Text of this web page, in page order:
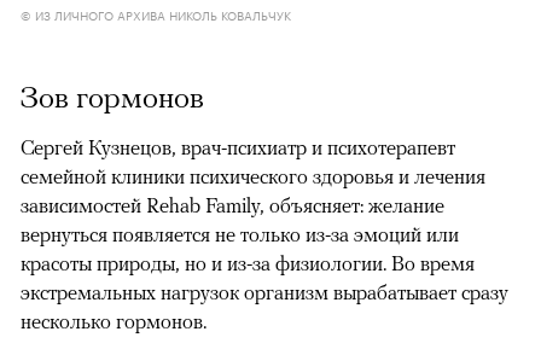
© ИЗ ЛИЧНОГО АРХИВА НИКОЛЬ КОВАЛЬЧУК
Зов гормонов
Сергей Кузнецов, врач-психиатр и психотерапевт
семейной клиники психического здоровья и лечения
зависимостей Rehab Family, объясняет: желание
вернуться появляется не только из-за эмоций или
красоты природы, но и из-за физиологии. Во время
экстремальных нагрузок организм вырабатывает сразу
несколько гормонов.